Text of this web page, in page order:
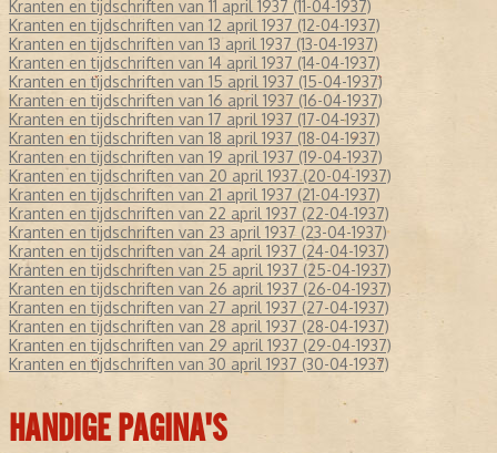
Kranten en tijdschriften van 11 april 1937 (11-04-1937)
Kranten en tijdschriften van 12 april 1937 (12-04-1937)
Kranten en tijdschriften van 13 april 1937 (13-04-1937)
Kranten en tijdschriften van 14 april 1937 (14-04-1937)
Kranten en tijdschriften van 15 april 1937 (15-04-1937)
Kranten en tijdschriften van 16 april 1937 (16-04-1937)
Kranten en tijdschriften van 17 april 1937 (17-04-1937)
Kranten en tijdschriften van 18 april 1937 (18-04-1937)
Kranten en tijdschriften van 19 april 1937 (19-04-1937)
Kranten en tijdschriften van 20 april 1937 (20-04-1937)
Kranten en tijdschriften van 21 april 1937 (21-04-1937)
Kranten en tijdschriften van 22 april 1937 (22-04-1937)
Kranten en tijdschriften van 23 april 1937 (23-04-1937)
Kranten en tijdschriften van 24 april 1937 (24-04-1937)
Kranten en tijdschriften van 25 april 1937 (25-04-1937)
Kranten en tijdschriften van 26 april 1937 (26-04-1937)
Kranten en tijdschriften van 27 april 1937 (27-04-1937)
Kranten en tijdschriften van 28 april 1937 (28-04-1937)
Kranten en tijdschriften van 29 april 1937 (29-04-1937)
Kranten en tijdschriften van 30 april 1937 (30-04-1937)
HANDIGE PAGINA'S